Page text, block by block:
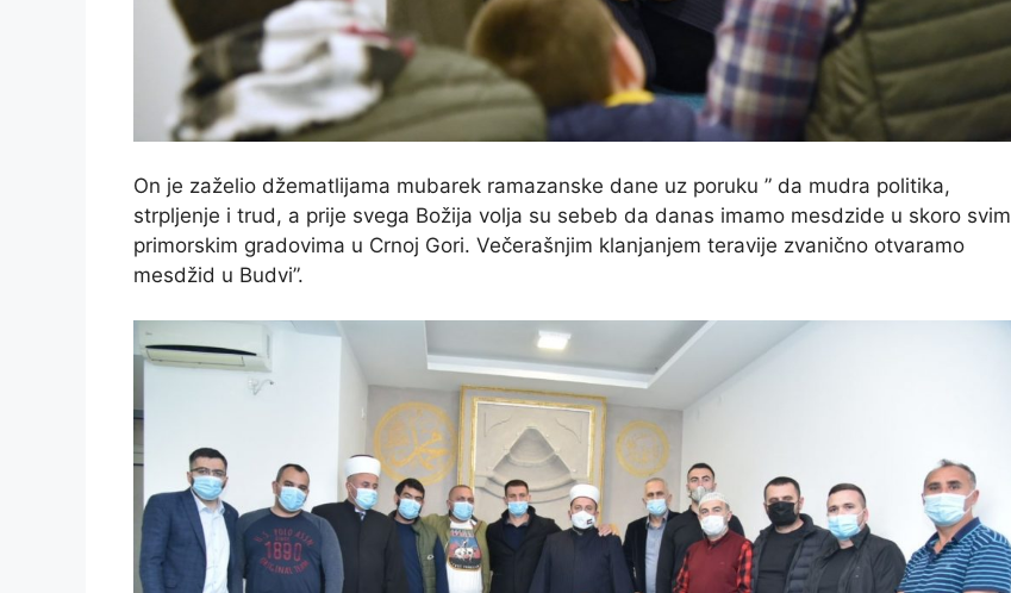
On je zaželio džematlijama mubarek ramazanske dane uz poruku ” da mudra politika,
strpljenje i trud, a prije svega Božija volja su sebeb da danas imamo mesdzide u skoro svim
primorskim gradovima u Crnoj Gori. Večerašnjim klanjanjem teravije zvanično otvaramo
mesdžid u Budvi”.